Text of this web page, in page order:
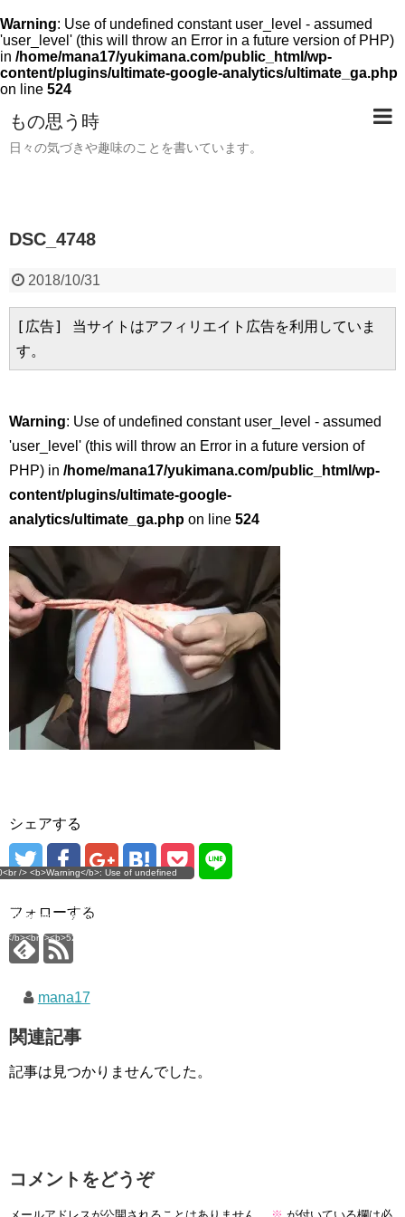
Warning: Use of undefined constant user_level - assumed
'user_level' (this will throw an Error in a future version of PHP)
in /home/mana17/yukimana.com/public_html/wp-
content/plugins/ultimate-google-analytics/ultimate_ga.php
on line 524
もの思う時
日々の気づきや趣味のことを書いています。
DSC_4748
2018/10/31
[広告] 当サイトはアフィリエイト広告を利用していま
す。
Warning: Use of undefined constant user_level - assumed
'user_level' (this will throw an Error in a future version of
PHP) in /home/mana17/yukimana.com/public_html/wp-
content/plugins/ultimate-google-
analytics/ultimate_ga.php on line 524
シェアする
error
b>: Use of undefined
public_html/wp-
ultimate-google-
b><br />
/> <b>Warning</b>: Use of undefined
mana17/yukimana.com/public_html/wp-
content/plugins/ultimate-google-
<b>524</b><br />
フォローする
mana17
関連記事
記事は見つかりませんでした。
コメントをどうぞ